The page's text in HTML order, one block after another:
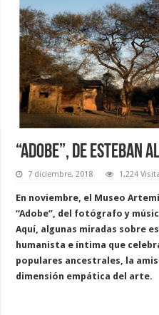
“Adobe”, de Esteban
7 diciembre, 2018 1,224
En noviembre, el Museo
“Adobe”, del fotógrafo y
Aquí, algunas miradas sobre
humanista e íntima que
populares ancestrales, la
dimensión empática del arte.